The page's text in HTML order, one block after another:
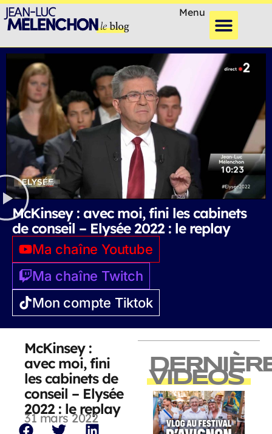
Menu
McKinsey : avec moi, fini les cabinets
de conseil – Elysée 2022 : le replay
Ma chaîne Youtube
Ma chaîne Twitch
Mon compte Tiktok
McKinsey :
avec moi, fini
les cabinets de
conseil – Elysée
2022 : le replay
31 mars 2022
VIDEOS